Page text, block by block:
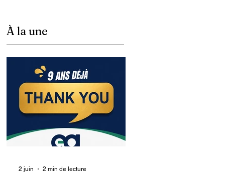
À la une
2 juin 2 min de lecture